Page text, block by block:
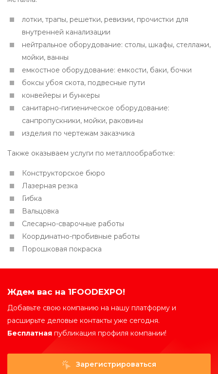
лотки, трапы, решетки, ревизии, прочистки для
внутренней канализации
нейтральное оборудование: столы, шкафы, стеллажи,
мойки, ванны
емкостное оборудование: емкости, баки, бочки
боксы убоя скота, подвесные пути
конвейеры и бункеры
санитарно-гигиеническое оборудование:
санпропускники, мойки, раковины
изделия по чертежам заказчика
Также оказываем услуги по металлообработке:
Конструкторское бюро
Лазерная резка
Гибка
Вальцовка
Слесарно-сварочные работы
Координатно-пробивные работы
Порошковая покраска
Ждем вас на 1FOODEXPO!
Добавьте свою компанию на нашу платформу и
расширьте деловые контакты уже сегодня.
Бесплатная публикация профиля компании!
Зарегистрироваться